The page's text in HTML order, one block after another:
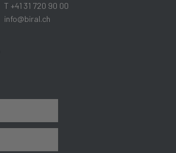
T +41 31 720 90 00
info@biral.ch